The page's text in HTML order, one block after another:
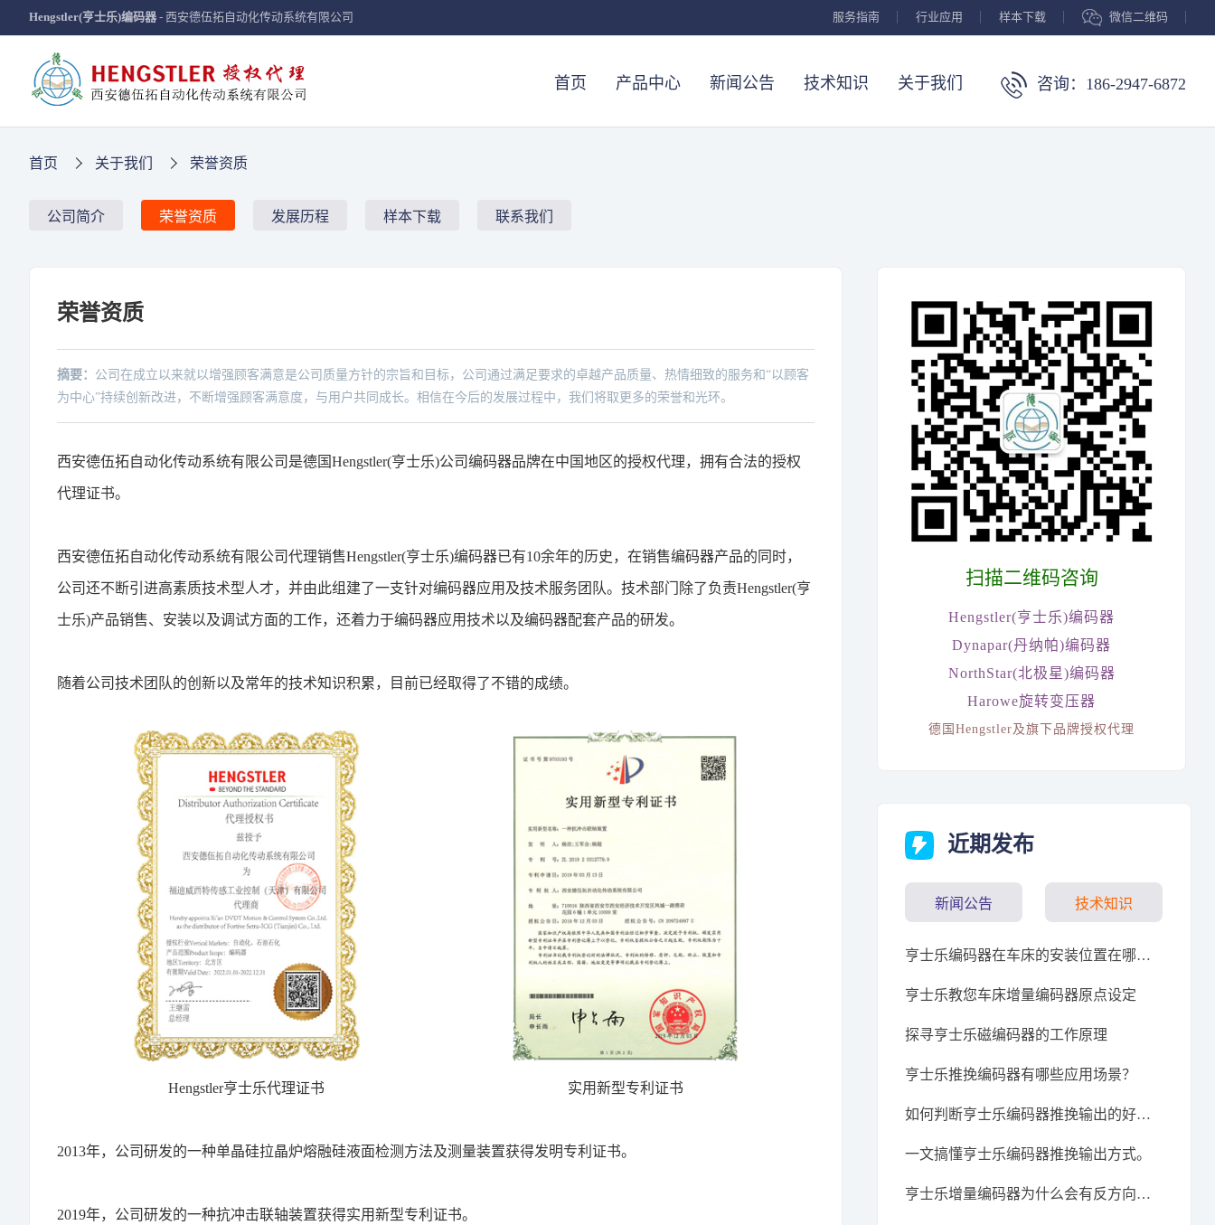
Hengstler(亨士乐)编码器 - 西安德伍拓自动化传动系统有限公司 服务指南 行业应用 样本下载 微信二维码
咨询：186-2947-6872
首页 产品中心 新闻公告 技术知识 关于我们
首页 关于我们 荣誉资质
公司简介 荣誉资质 发展历程 样本下载 联系我们
荣誉资质
摘要： 公司在成立以来就以增强顾客满意是公司质量方针的宗旨和目标，公司通过满足要求的卓越产品质量、热情细致的服务和“以顾客
为中心”持续创新改进，不断增强顾客满意度，与用户共同成长。相信在今后的发展过程中，我们将取更多的荣誉和光环。
西安德伍拓自动化传动系统有限公司是德国Hengstler(亨士乐)公司编码器品牌在中国地区的授权代理，拥有合法的授权
代理证书。
西安德伍拓自动化传动系统有限公司代理销售Hengstler(亨士乐)编码器已有10余年的历史，在销售编码器产品的同时，
公司还不断引进高素质技术型人才，并由此组建了一支针对编码器应用及技术服务团队。技术部门除了负责Hengstler(亨
士乐)产品销售、安装以及调试方面的工作，还着力于编码器应用技术以及编码器配套产品的研发。
随着公司技术团队的创新以及常年的技术知识积累，目前已经取得了不错的成绩。
Hengstler亨士乐代理证书 实用新型专利证书
2013年，公司研发的一种单晶硅拉晶炉熔融硅液面检测方法及测量装置获得发明专利证书。
2019年，公司研发的一种抗冲击联轴装置获得实用新型专利证书。
扫描二维码咨询
Hengstler(亨士乐)编码器
Dynapar(丹纳帕)编码器
NorthStar(北极星)编码器
Harowe旋转变压器
德国Hengstler及旗下品牌授权代理
近期发布
新闻公告 技术知识
亨士乐编码器在车床的安装位置在哪里？
亨士乐教您车床增量编码器原点设定
探寻亨士乐磁编码器的工作原理
亨士乐推挽编码器有哪些应用场景？
如何判断亨士乐编码器推挽输出的好坏？
一文搞懂亨士乐编码器推挽输出方式。
亨士乐增量编码器为什么会有反方向数据？